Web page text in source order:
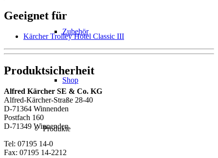
Zubehör
Shop
Produkte
Geeignet für
Kärcher Trolley Hotel Classic III
Produktsicherheit
Alfred Kärcher SE & Co. KG
Alfred-Kärcher-Straße 28-40
D-71364 Winnenden
Postfach 160
D-71349 Winnenden
Tel: 07195 14-0
Fax: 07195 14-2212